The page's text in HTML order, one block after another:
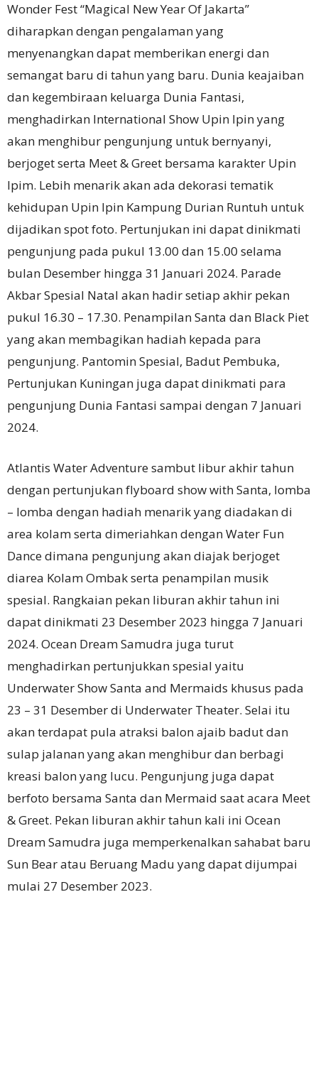
Wonder Fest “Magical New Year Of Jakarta”
diharapkan dengan pengalaman yang
menyenangkan dapat memberikan energi dan
semangat baru di tahun yang baru. Dunia keajaiban
dan kegembiraan keluarga Dunia Fantasi,
menghadirkan International Show Upin Ipin yang
akan menghibur pengunjung untuk bernyanyi,
berjoget serta Meet & Greet bersama karakter Upin
Ipim. Lebih menarik akan ada dekorasi tematik
kehidupan Upin Ipin Kampung Durian Runtuh untuk
dijadikan spot foto. Pertunjukan ini dapat dinikmati
pengunjung pada pukul 13.00 dan 15.00 selama
bulan Desember hingga 31 Januari 2024. Parade
Akbar Spesial Natal akan hadir setiap akhir pekan
pukul 16.30 – 17.30. Penampilan Santa dan Black Piet
yang akan membagikan hadiah kepada para
pengunjung. Pantomin Spesial, Badut Pembuka,
Pertunjukan Kuningan juga dapat dinikmati para
pengunjung Dunia Fantasi sampai dengan 7 Januari
2024.
Atlantis Water Adventure sambut libur akhir tahun
dengan pertunjukan fIyboard show with Santa, lomba
– lomba dengan hadiah menarik yang diadakan di
area kolam serta dimeriahkan dengan Water Fun
Dance dimana pengunjung akan diajak berjoget
diarea Kolam Ombak serta penampilan musik
spesial. Rangkaian pekan liburan akhir tahun ini
dapat dinikmati 23 Desember 2023 hingga 7 Januari
2024. Ocean Dream Samudra juga turut
menghadirkan pertunjukkan spesial yaitu
Underwater Show Santa and Mermaids khusus pada
23 – 31 Desember di Underwater Theater. Selai itu
akan terdapat pula atraksi balon ajaib badut dan
sulap jalanan yang akan menghibur dan berbagi
kreasi balon yang lucu. Pengunjung juga dapat
berfoto bersama Santa dan Mermaid saat acara Meet
& Greet. Pekan liburan akhir tahun kali ini Ocean
Dream Samudra juga memperkenalkan sahabat baru
Sun Bear atau Beruang Madu yang dapat dijumpai
mulai 27 Desember 2023.